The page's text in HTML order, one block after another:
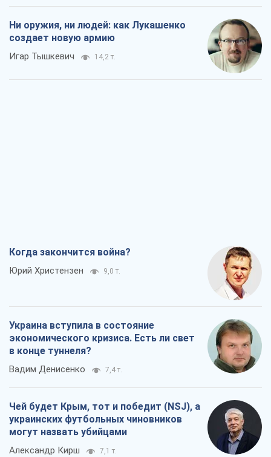
Ни оружия, ни людей: как Лукашенко
создает новую армию
Игар Тышкевич 14,2 т.
Когда закончится война?
Юрий Христензен 9,0 т.
Украина вступила в состояние
экономического кризиса. Есть ли свет
в конце туннеля?
Вадим Денисенко 7,4 т.
Чей будет Крым, тот и победит (NSJ), а
украинских футбольных чиновников
могут назвать убийцами
Александр Кирш 7,1 т.